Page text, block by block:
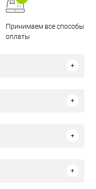
Принимаем все способы
оплаты